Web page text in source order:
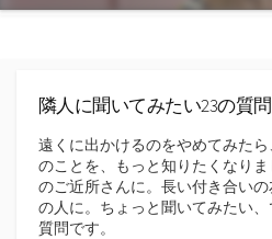
隣人に聞いてみたい23の質問
遠くに出かけるのをやめてみた
のことを、もっと知りたくなり
のご近所さんに。長い付き合い
の人に。ちょっと聞いてみたい
質問です。